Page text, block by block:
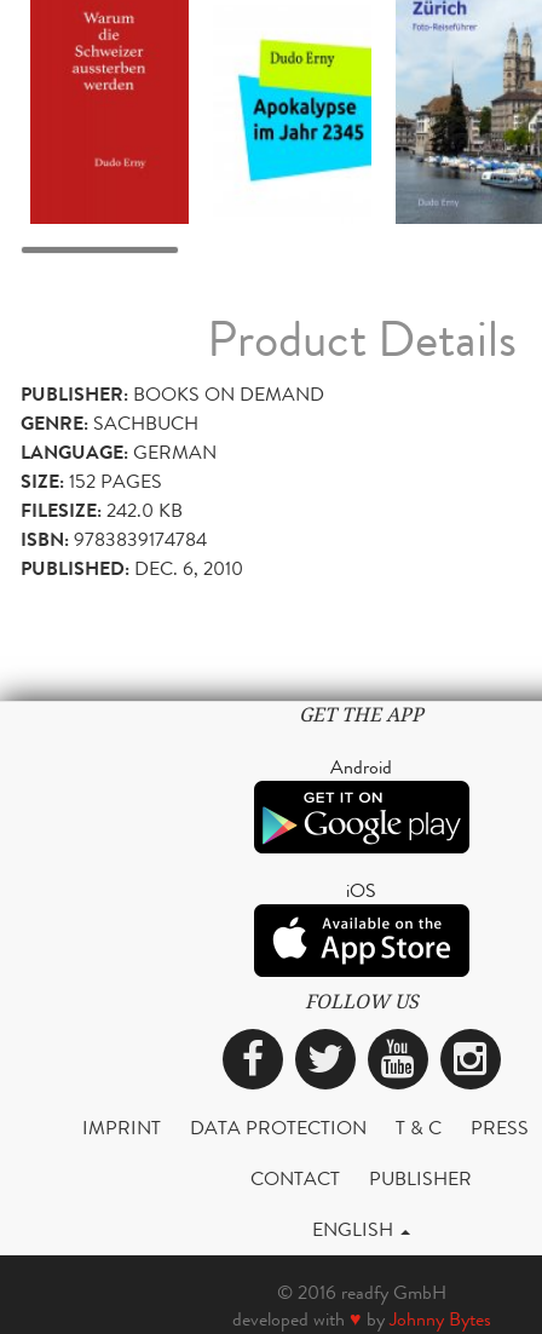
Product Details
PUBLISHER: BOOKS ON DEMAND
GENRE: SACHBUCH
LANGUAGE:GERMAN
SIZE:152 PAGES
FILESIZE:242.0 KB
ISBN:9783839174784
PUBLISHED: DEC. 6, 2010
GET THE APP
Android
iOS
FOLLOW US
Facebook
Twitter
IMPRINT DATA PROTECTION T & C
PRESS
CONTACT
PUBLISHER
ENGLISH
© 2016 readfy GmbH
developed with ♥ byJohnny Bytes